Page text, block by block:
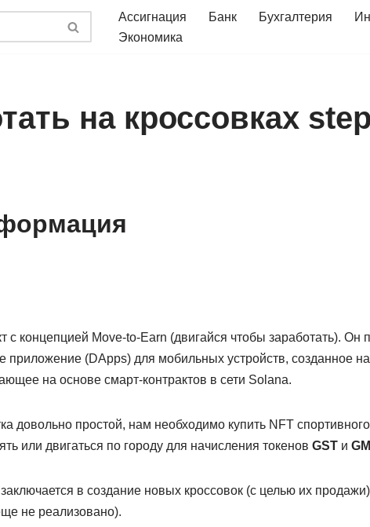
Ассигнация Банк Бухгалтерия
Экономика
на кроссовках
с концепцией Move-to-Earn (двигайся чтобы заработать). Он
приложение (DApps) для мобильных устройств, созданное
на основе смарт-контрактов в сети Solana.
довольно простой, нам необходимо купить NFT
или двигаться по городу для начисления токенов GSTи
в создание новых кроссовок (с целью их
не реализовано).